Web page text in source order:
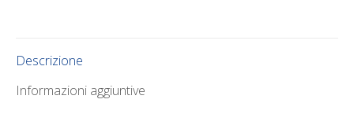
(Stampa
Fineart)
Descrizione
Informazioni aggiuntive